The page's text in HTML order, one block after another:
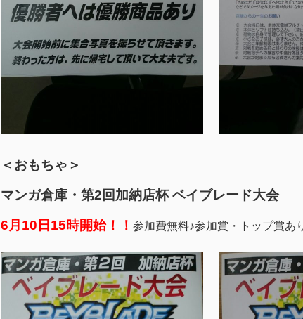
＜おもちゃ＞
マンガ倉庫・第2回加納店杯 ベイブレード大会
6月10日15時開始！！ 参加費無料♪参加賞・トップ賞あ